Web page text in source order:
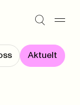
Aktuelt